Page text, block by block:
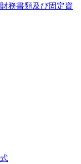
務書類及び固定資